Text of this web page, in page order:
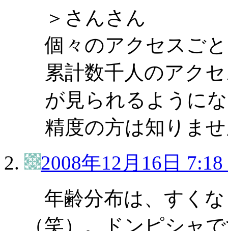
＞さんさん
個々のアクセスご
累計数千人のアク
が見られるように
精度の方は知りま
2008年12月16日
年齢分布は、すく
（笑）。ドンピシャ